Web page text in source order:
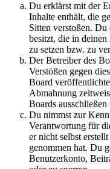
Du erklärst mit der
Inhalte enthält, die
Sitten verstoßen. Du
besitzt, die in
zu setzen bzw. zu
Der Betreiber des
Verstößen gegen
Board
Abmahnung
Boards
Du nimmst zur
Verantwortung für
er nicht selbst
genommen hat. Du
Benutzerkonto,